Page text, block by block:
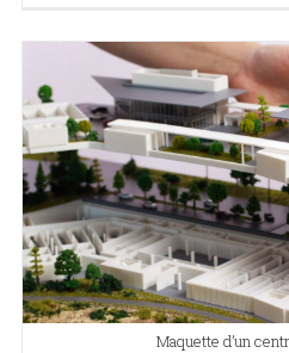
Maquette d’un